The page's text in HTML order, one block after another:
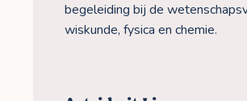
begeleiding bij de
wiskunde, fysica en chemie.